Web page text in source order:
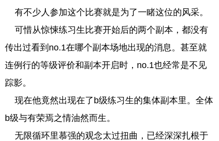
有不少人参加这个比赛就是为了一睹这位的风采。
可惜从惊悚练习生比赛开始后的两个副本，都没有
传出过看到no.1在哪个副本场地出现的消息。甚至就
连例行的等级评价和副本开启时，no.1也经常是不见
踪影。
现在他竟然出现在了b级练习生的集体副本里。全体
b级与有荣焉之情油然而生。
无限循环里慕强的观念太过扭曲，已经深深扎根于